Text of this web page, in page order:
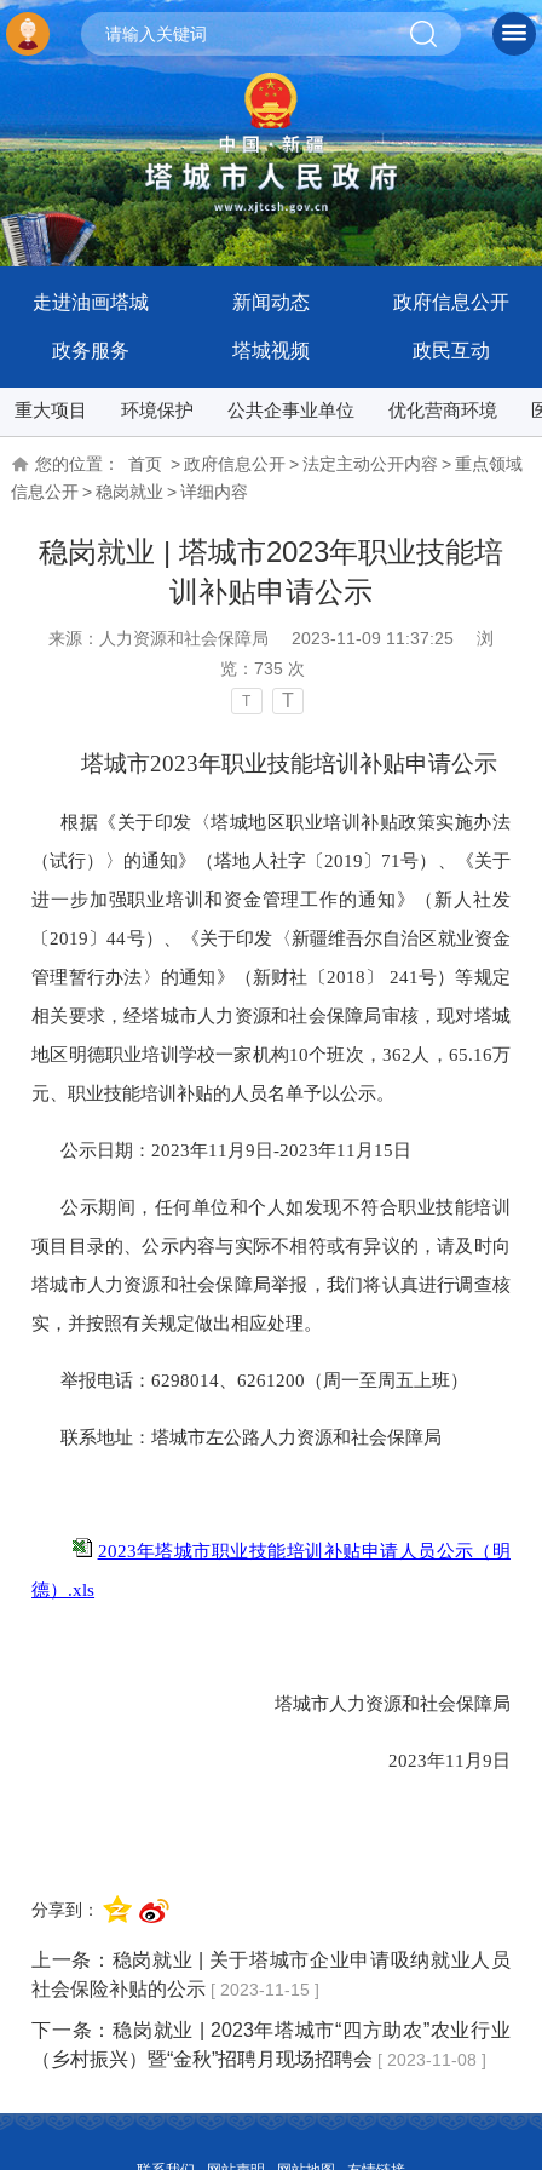
走进油画塔城 新闻动态 政府信息公开
政务服务 塔城视频 政民互动
重大项目 环境保护 公共企事业单位 优化营商环境
您的位置： 首页 >政府信息公开>法定主动公开内容 >重点领域
信息公开>稳岗就业 >详细内容
稳岗就业 | 塔城市2023年职业技能培
训补贴申请公示
来源：人力资源和社会保障局 2023-11-09 11:37:25
浏
览： 735 次
T T
塔城市2023年职业技能培训补贴申请公示
根据 《关于印发〈塔城地区职业培训补贴政策实施办法
（试行）〉的通知》（塔地人社字〔2019〕71号）、《关于
进一步加强职业培训和资金管理工作的通知》（新人社发
〔2019〕44号）、《关于印发〈新疆维吾尔自治区就业资金
管理暂行办法〉的通知》（新财社〔2018〕
241号）等规定
相关要求，经塔城市人力资源和社会保障局审核，现对塔城
地区明德职业培训学校一家机构10个班次，362人，65.16万
元、职业技能培训补贴的人员名单予以公示。
公示日期：2023年11 月9日-2023年11 月 15日
公示期间，任何单位和个人如发现不符合职业技能培训
项目目录的、公示内容与实际不相符或有异议的，请及时向
塔城市人力资源和社会保障局举报，我们将认真进行调查核
实，并按照有关规定做出相应处理。
举报电话：6298014、6261200 （ 周一至周五上班）
联系地址：塔城市左公路人力资源和社会保障局
2023年塔城市职业技能培训补贴申请人员公示（明
德）.xls
塔城市人力资源和社会保障局
2023年11 月9日
分享到：
上一条： 稳岗就业 | 关于塔城市企业申请吸纳就业人员
社会保险补贴的公示 [ 2023-11-15 ]
下一条：稳岗就业 | 2023年塔城市“四方助农”农业行业
（乡村振兴）暨“金秋”招聘月现场招聘会 [ 2023-11-08 ]